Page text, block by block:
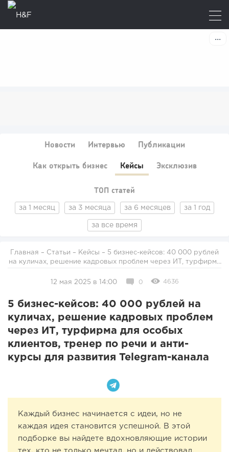
Новости Интервью Публикации
Как открыть бизнес Кейсы Эксклюзив
ТОП статей
за 1 месяц за 3 месяца за 6 месяцев за 1 год
за все время
Главная – Статьи – Кейсы
на куличах, решение кадровых проблем через ИТ, турфирма
развития Telegram-канала
12 мая 2025 в 14:00 0 4636
5 бизнес-кейсов: 40 000 рублей на
куличах, решение кадровых проблем
через ИТ, турфирма для особых
клиентов, тренер по речи и анти-
курсы для развития Telegram-канала
Каждый бизнес начинается с идеи, но не
каждая идея становится успешной. В этой
подборке вы найдете вдохновляющие истории